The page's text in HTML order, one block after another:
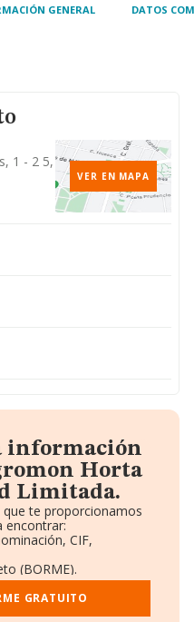
GENERAL DATOS
1 - 2 5,
VER EN MAPA
información
Horta
Limitada.
te proporcionamos
encontrar:
CIF,
(BORME).
y Empleados.
y Administradores.
GRATUITO